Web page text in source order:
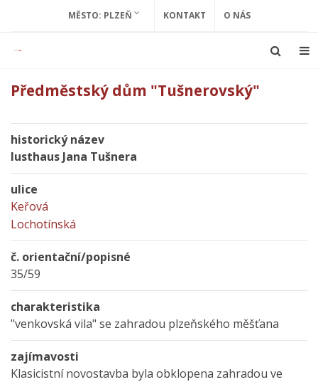
MĚSTO: PLZEŇ KONTAKT O NÁS
Předměstský dům "Tušnerovský"
historický název
lusthaus Jana Tušnera
ulice
Keřová
Lochotínská
č. orientační/popisné
35/59
charakteristika
"venkovská vila" se zahradou plzeňského měšťana
zajímavosti
Klasicistní novostavba byla obklopena zahradou ve